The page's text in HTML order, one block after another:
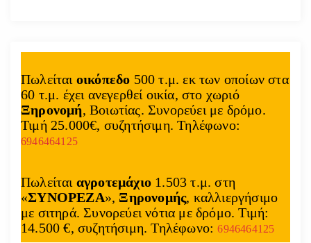
Πωλείται οικόπεδο 500 τ.μ. εκ των οποίων στα
60 τ.μ. έχει ανεγερθεί οικία, στο χωριό
Ξηρονομή, Βοιωτίας. Συνορεύει με δρόμο.
Τιμή 25.000€, συζητήσιμη. Τηλέφωνο:
6946464125
Πωλείται αγροτεμάχιο 1.503 τ.μ. στη
«ΣΥΝΟΡΕΖΑ», Ξηρονομής, καλλιεργήσιμο
με σιτηρά. Συνορεύει νότια με δρόμο. Τιμή:
14.500 €, συζητήσιμη. Τηλέφωνο:6946464125